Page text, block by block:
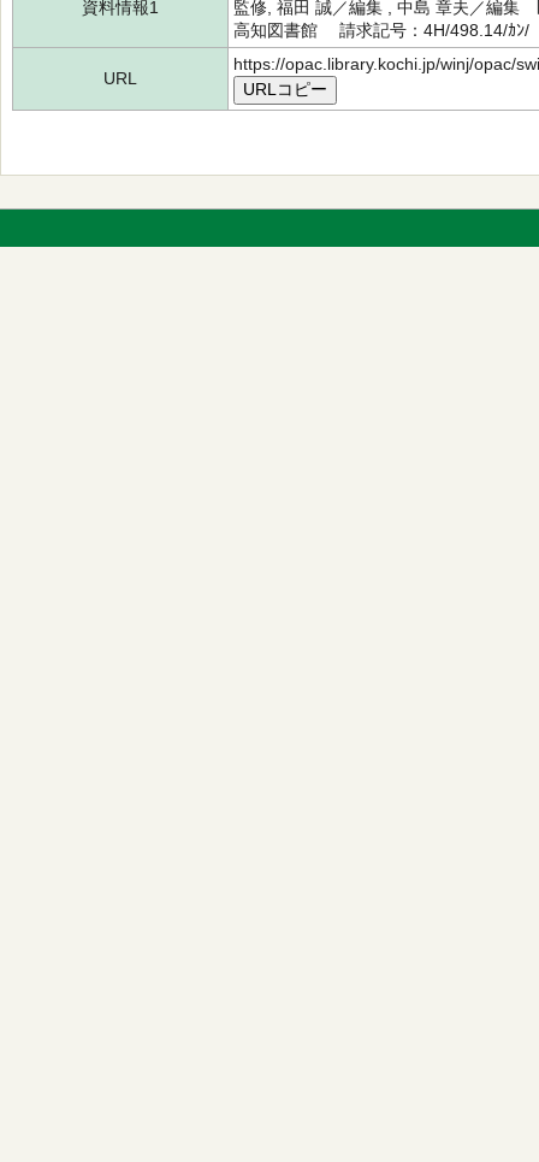
資料情報1
監修, 福田 誠／編集 , 中島 章夫／編
高知図書館 請求記号：4H/498.14/ｶﾝ
URL
https://opac.library.kochi.jp/winj/opac/
URLコピー